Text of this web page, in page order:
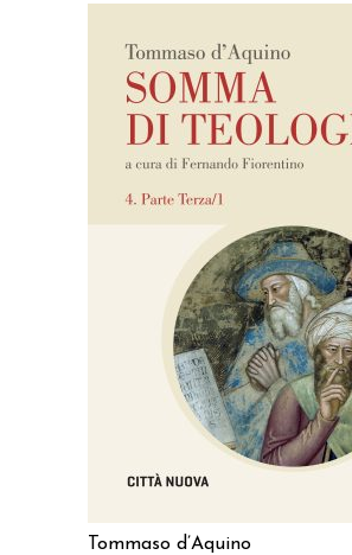
AGGIUNGI AL CARRELLO
Tommaso d’Aquino